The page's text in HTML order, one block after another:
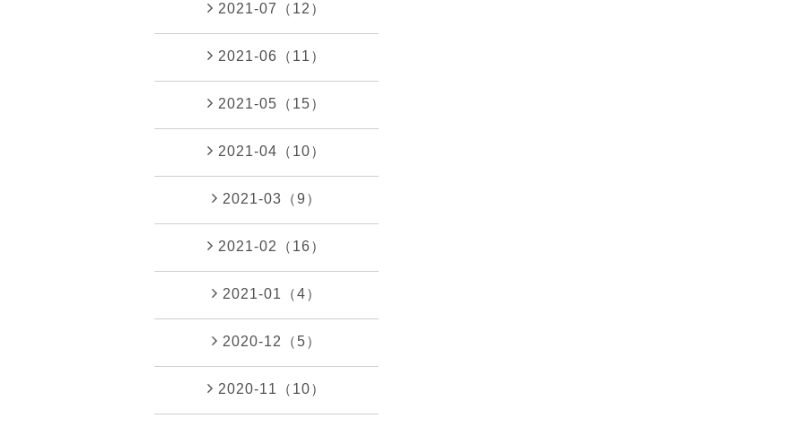
2021-07（12）
2021-06（11）
2021-05（15）
2021-04（10）
2021-03（9）
2021-02（16）
2021-01（4）
2020-12（5）
2020-11（10）